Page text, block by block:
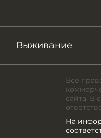
Выживание
Все
сайта. В
На